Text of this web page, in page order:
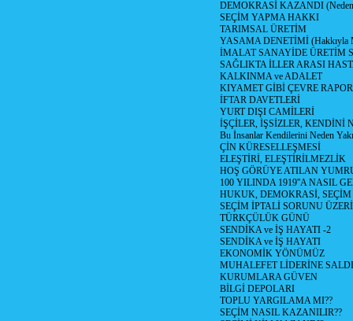
DEMOKRASİ KAZANDI (Neden
SEÇİM YAPMA HAKKI
TARIMSAL ÜRETİM
YASAMA DENETİMİ (Hakkıyla
İMALAT SANAYİDE ÜRETİM
SAĞLIKTA İLLER ARASI
KALKINMA ve ADALET
KIYAMET GİBİ ÇEVRE
İFTAR DAVETLERİ
YURT DIŞI CAMİLERİ
İŞÇİLER, İŞSİZLER, KENDİNİ
Bu İnsanlar Kendilerini Neden
ÇİN KÜRESELLEŞMESİ
ELEŞTİRİ, ELEŞTİRİLMEZLİK
HOŞ GÖRÜYE ATILAN
100 YILINDA 1919''A NASIL
HUKUK, DEMOKRASİ, SEÇİM
SEÇİM İPTALİ SORUNU
TÜRKÇÜLÜK GÜNÜ
SENDİKA ve İŞ HAYATI -2
SENDİKA ve İŞ HAYATI
EKONOMİK YÖNÜMÜZ
MUHALEFET LİDERİNE
KURUMLARA GÜVEN
BİLGİ DEPOLARI
TOPLU YARGILAMA MI??
SEÇİM NASIL KAZANILIR??